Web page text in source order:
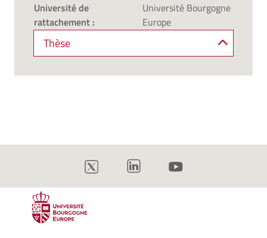
Université de
rattachement :
Université Bourgogne
Europe
Thèse